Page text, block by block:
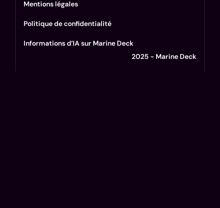
Mentions légales
Politique de confidentialité
Informations d’IA sur Marine Deck
2025 - Marine Deck